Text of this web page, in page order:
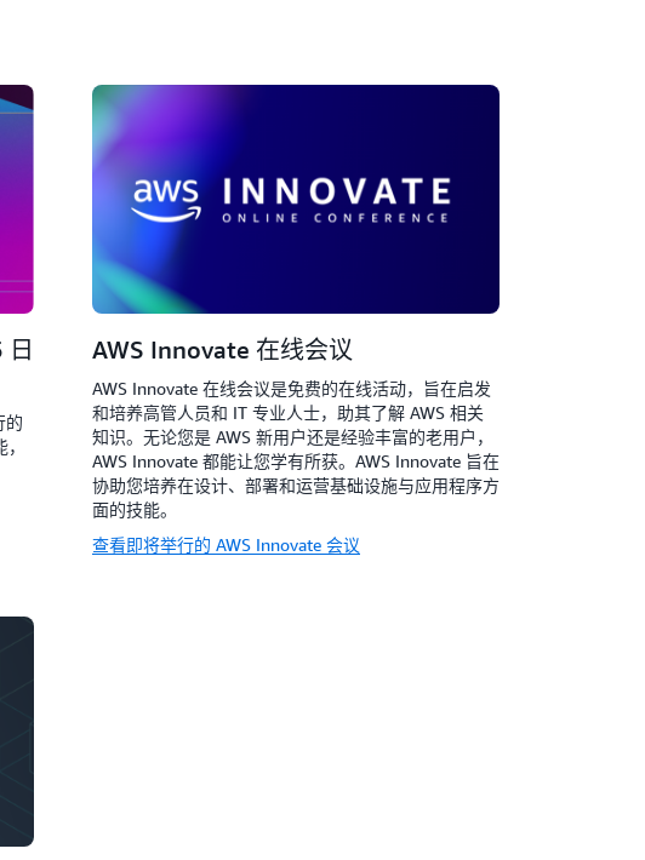
的
AWS Innovate 在线会议
AWS Innovate 在线会议是免费的在线活动，旨在启发
和培养高管人员和 IT 专业人士，助其了解 AWS 相关
知识。无论您是 AWS 新用户还是经验丰富的老用户，
AWS Innovate 都能让您学有所获。AWS Innovate 旨在
协助您培养在设计、部署和运营基础设施与应用程序方
面的技能。
查看即将举行的 AWS Innovate 会议